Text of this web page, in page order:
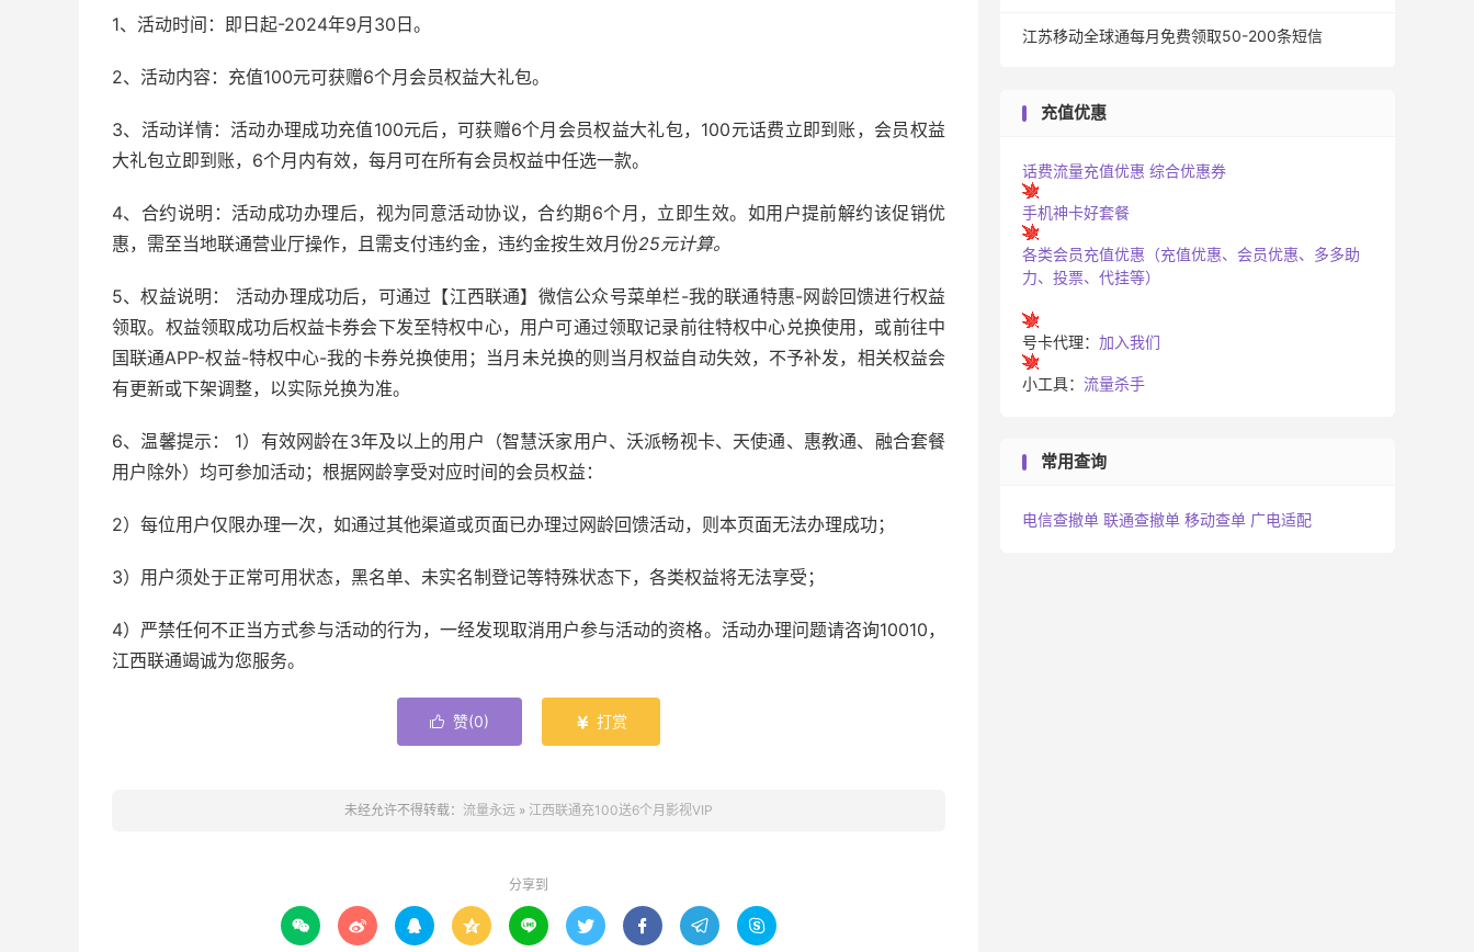
1、活动时间：即日起-2024年9月30日。
2、活动内容：充值100元可获赠6个月会员权益大礼包。
3、活动详情：活动办理成功充值100元后，可获赠6个月会员权益大礼包，100元话费立即到账，会员权益
大礼包立即到账，6个月内有效，每月可在所有会员权益中任选一款。
4、合约说明：活动成功办理后，视为同意活动协议，合约期6个月，立即生效。如用户提前解约该促销优
惠，需至当地联通营业厅操作，且需支付违约金，违约金按生效月份25元计算。
5、权益说明： 活动办理成功后，可通过【江西联通】微信公众号菜单栏-我的联通特惠-网龄回馈进行权益
领取。权益领取成功后权益卡券会下发至特权中心，用户可通过领取记录前往特权中心兑换使用，或前往中
国联通APP-权益-特权中心-我的卡券兑换使用；当月未兑换的则当月权益自动失效，不予补发，相关权益会
有更新或下架调整，以实际兑换为准。
6、温馨提示： 1）有效网龄在3年及以上的用户（智慧沃家用户、沃派畅视卡、天使通、惠教通、融合套餐
用户除外）均可参加活动；根据网龄享受对应时间的会员权益：
2）每位用户仅限办理一次，如通过其他渠道或页面已办理过网龄回馈活动，则本页面无法办理成功；
3）用户须处于正常可用状态，黑名单、未实名制登记等特殊状态下，各类权益将无法享受；
4）严禁任何不正当方式参与活动的行为，一经发现取消用户参与活动的资格。活动办理问题请咨询10010，
江西联通竭诚为您服务。
 赞(0)  打赏
未经允许不得转载： 流量永远 » 江西联通充100送6个月影视VIP
分享到
        
江苏移动全球通每月免费领取50-200条短信
充值优惠
话费流量充值优惠 综合优惠券
手机神卡好套餐
各类会员充值优惠（充值优惠、会员优惠、多多助
力、投票、代挂等）
号卡代理： 加入我们
小工具： 流量杀手
常用查询
电信查撤单 联通查撤单 移动查单 广电适配